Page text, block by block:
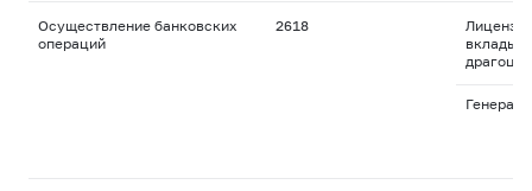
Осуществление банковских
операций
2618
вклады